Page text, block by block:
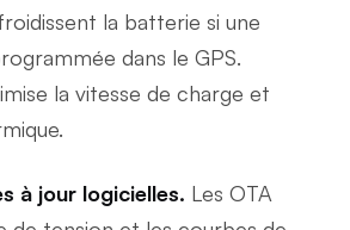
la batterie si une
dans le GPS.
la vitesse de charge et
à jour logicielles. Les OTA